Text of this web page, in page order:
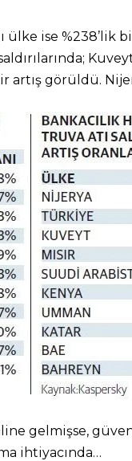
ülke ise
görüldü.
gelmişse,
ihtiyacında…